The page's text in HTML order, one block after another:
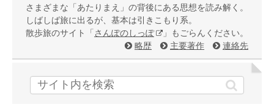
さまざまな「あたりまえ」の背後にある思想を読み解く。
しばしば旅に出るが、基本は引きこもり系。
散歩旅のサイト「 さんぽのしっぽ
」もごらんください。
略歴
主要著作 連絡先